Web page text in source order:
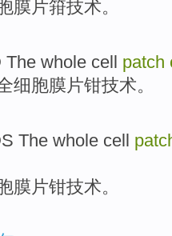
膜片箝技术。
The whole cell patch
细胞膜片钳技术。
The whole cell
膜片钳技术。